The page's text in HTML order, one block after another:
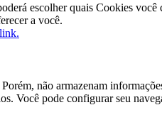
escolher quais Cookies
a você.
não armazenam
pode configurar seu